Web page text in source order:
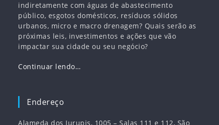
indiretamente com águas de abastecimento
público, esgotos domésticos, resíduos sólidos
urbanos, micro e macro drenagem? Quais serão as
próximas leis, investimentos e ações que vão
impactar sua cidade ou seu negócio?
Continuar lendo…
Endereço
Alameda dos Jurupis, 1005 – Salas 111 e 112, São